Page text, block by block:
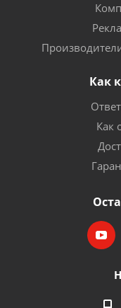
Как
Как